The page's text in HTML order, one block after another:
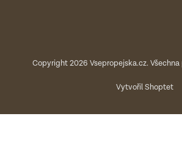
Vytvořil Shoptet
Copyright 2026 Vsepropejska.cz.